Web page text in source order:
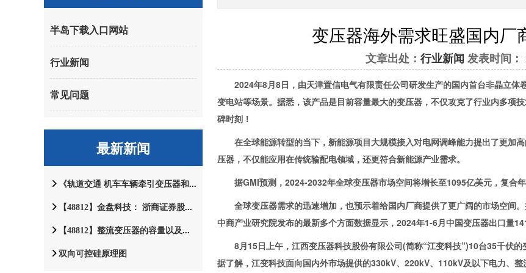
半岛下载入口网站
行业新闻
常见问题
最新新闻
《轨道交通 机车车辆牵引变压器和电抗器》等9项铁路国家标准正式对外发布
【48812】金盘科技： 浙商证券股份有限公司关于海南金盘智能科技股份有限公司2024年半年度继续督导盯梢陈述
【48812】整流变压器的容量以及根本整流线路
双向可控硅原理图
变压器海外需求旺盛国内厂
文章出处： 行业新闻 发表时间
2024年8月8日，由天津置信电气有限责任公司研发生产的国内首台非晶立体
变电站等场景。据悉，该产品是目前容量最大的变压器，不仅攻克了行业内多项
碑时刻！
在全球能源转型的当下，新能源项目大规模接入对电网调峰能力提出了更加
压器，不仅能应用在传统输配电领域，还更符合新能源产业需求。
据GMI预测，2024-2032年全球变压器市场空间将增长至1095亿美元，复合年
全球变压器需求的迅速增加，也预示着给国内厂商提供了更广阔的市场空间
中商产业研究院发布的最新多个方面数据显示，2024年1-6月中国变压器出口量
8月15日上午，江西变压器科技股份有限公司(简称“江变科技”)10台35千伏的
据了解，江变科技面向国内外市场提供的330kV、220kV、110kV及以下电力、